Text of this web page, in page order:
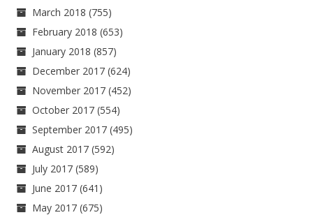
March 2018 (755)
February 2018 (653)
January 2018 (857)
December 2017 (624)
November 2017 (452)
October 2017 (554)
September 2017 (495)
August 2017 (592)
July 2017 (589)
June 2017 (641)
May 2017 (675)